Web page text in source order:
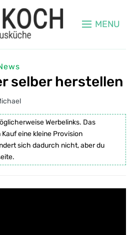
MENU
selber herstellen
Werbelinks. Das
eine kleine Provision
sich dadurch nicht, aber du